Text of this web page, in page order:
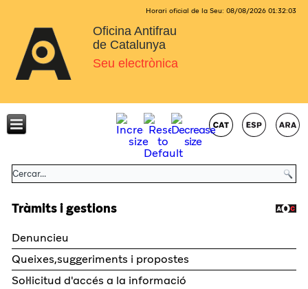
Horari oficial de la Seu: 08/08/2026 01:32:03
Oficina Antifrau
de Catalunya
Seu electrònica
Tràmits i gestions
Denuncieu
Queixes,suggeriments i propostes
Sol·licitud d'accés a la informació